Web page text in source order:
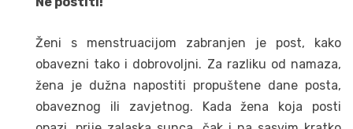
Ženi s menstruacijom zabranjen je post, kako
obavezni tako i dobrovoljni. Za razliku od namaza,
žena je dužna napostiti propuštene dane posta,
obaveznog ili zavjetnog. Kada žena koja posti